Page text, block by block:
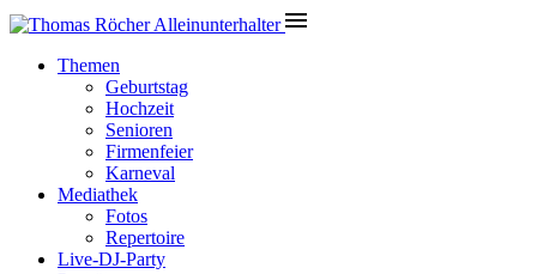
Themen
Geburtstag
Hochzeit
Senioren
Firmenfeier
Karneval
Mediathek
Fotos
Repertoire
Live-DJ-Party